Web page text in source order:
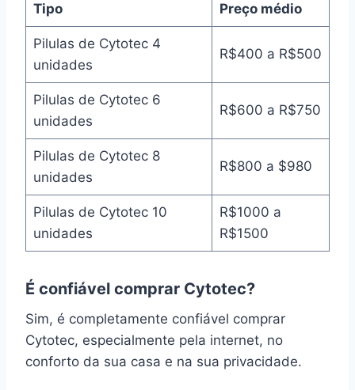
Tipo Preço médio
Pilulas de Cytotec 4
unidades
R$400 a R$500
Pilulas de Cytotec 6
unidades
R$600 a R$750
Pilulas de Cytotec 8
unidades
R$800 a $980
Pilulas de Cytotec 10
unidades
R$1000 a
R$1500
É confiável comprar Cytotec?
Sim, é completamente confiável comprar
Cytotec, especialmente pela internet, no
conforto da sua casa e na sua privacidade.